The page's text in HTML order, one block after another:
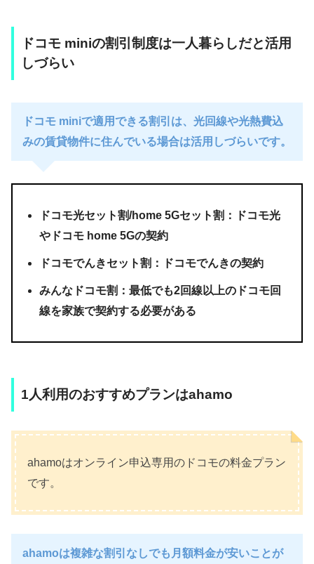
ドコモ miniの割引制度は一人暮らしだと活用
しづらい
ドコモ miniで適用できる割引は、光回線や光熱費込
みの賃貸物件に住んでいる場合は活用しづらいです。
ドコモ光セット割/home 5Gセット割：ドコモ光
やドコモ home 5Gの契約
ドコモでんきセット割：ドコモでんきの契約
みんなドコモ割：最低でも2回線以上のドコモ回
線を家族で契約する必要がある
1人利用のおすすめプランはahamo
ahamoはオンライン申込専用のドコモの料金プラン
です。
ahamoは複雑な割引なしでも月額料金が安いことが